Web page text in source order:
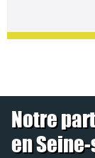
Notre
en